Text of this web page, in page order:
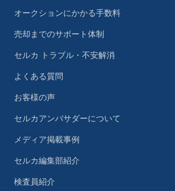
オークションにかかる手数料
売却までのサポート体制
セルカ トラブル・不安解消
よくある質問
お客様の声
セルカアンバサダーについて
メディア掲載事例
セルカ編集部紹介
検査員紹介